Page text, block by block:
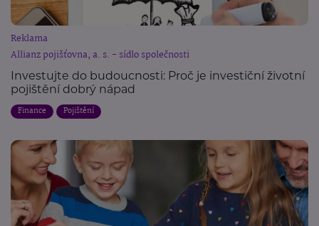
Reklama
Allianz pojišťovna, a. s. - sídlo společnosti
Investujte do budoucnosti: Proč je investiční životní
pojištění dobrý nápad
Finance Pojištění